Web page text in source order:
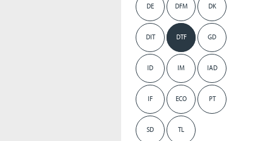
DE DFM DK
DIT DTF GD
ID IM IAD
IF ECO PT
SD TL